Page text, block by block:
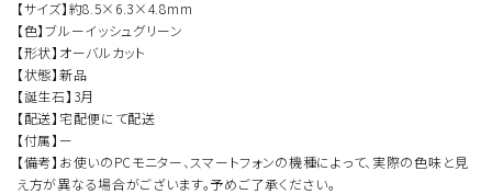
【サイズ】約8.5×6.3×4.8mm
【色】ブルーイッシュグリーン
【形状】オーバルカット
【状態】新品
【誕生石】3月
【配送】宅配便にて配送
【付属】ー
【備考】お使いのPCモニター、スマートフォンの機種によって、実際の色味と見
え方が異なる場合がございます。予めご了承ください。